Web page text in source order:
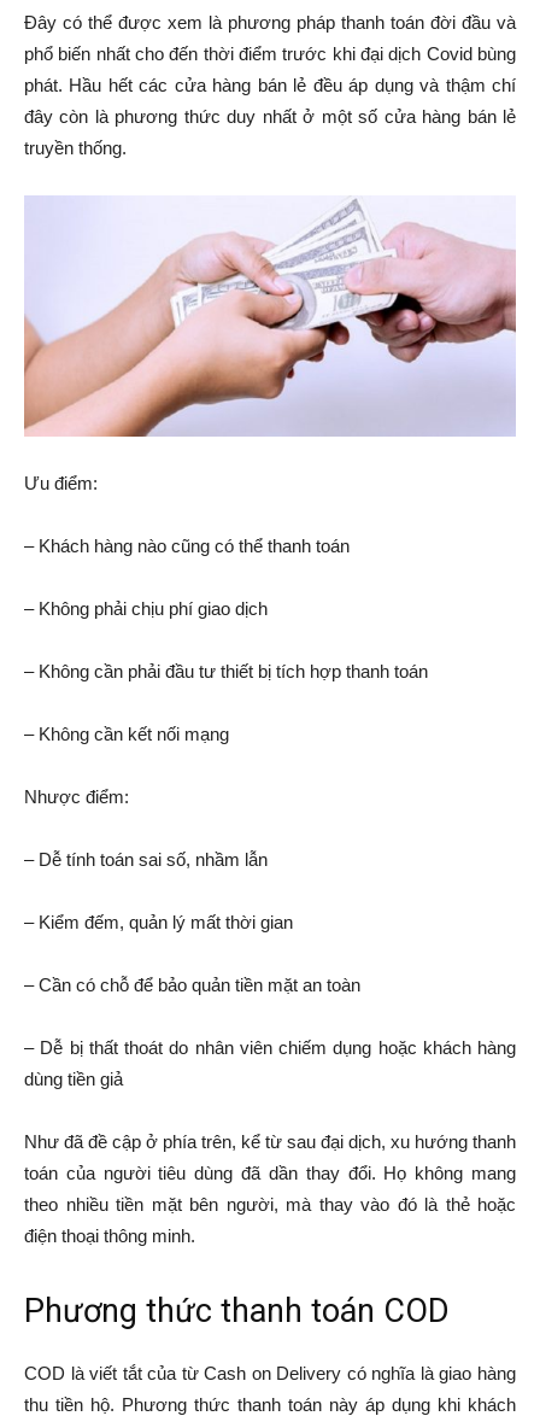
Đây có thể được xem là phương pháp thanh toán đời đầu và
phổ biến nhất cho đến thời điểm trước khi đại dịch Covid bùng
phát. Hầu hết các cửa hàng bán lẻ đều áp dụng và thậm chí
đây còn là phương thức duy nhất ở một số cửa hàng bán lẻ
truyền thống.
Ưu điểm:
– Khách hàng nào cũng có thể thanh toán
– Không phải chịu phí giao dịch
– Không cần phải đầu tư thiết bị tích hợp thanh toán
– Không cần kết nối mạng
Nhược điểm:
– Dễ tính toán sai số, nhầm lẫn
– Kiểm đếm, quản lý mất thời gian
– Cần có chỗ để bảo quản tiền mặt an toàn
– Dễ bị thất thoát do nhân viên chiếm dụng hoặc khách hàng
dùng tiền giả
Như đã đề cập ở phía trên, kể từ sau đại dịch, xu hướng thanh
toán của người tiêu dùng đã dần thay đổi. Họ không mang
theo nhiều tiền mặt bên người, mà thay vào đó là thẻ hoặc
điện thoại thông minh.
Phương thức thanh toán COD
COD là viết tắt của từ Cash on Delivery có nghĩa là giao hàng
thu tiền hộ. Phương thức thanh toán này áp dụng khi khách